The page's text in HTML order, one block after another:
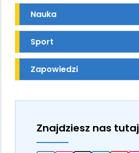
Nauka
Sport
Zapowiedzi
Znajdziesz nas tutaj